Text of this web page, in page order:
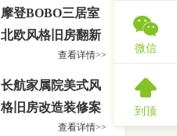
摩登BOBO三居室
北欧风格旧房翻新
改造装修案例查看详情>>
长航家属院美式风
格旧房改造装修案
查看详情>>
微信
到顶